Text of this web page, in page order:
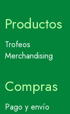
Productos
Trofeos
Merchandising
Compras
Pago y envío